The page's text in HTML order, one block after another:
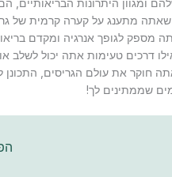
ומגוון היתרונות הבריאותיים,
שאתה מתענג על קערה קרמית של
מספק לגופך אנרגיה ומקדם
דרכים טעימות אתה יכול לשלב
חוקר את עולם הגריסים,
שממתינים לך!